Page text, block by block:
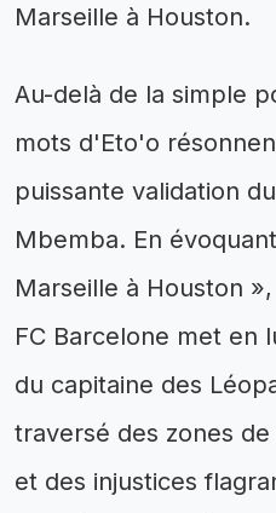
Marseille à Houston.
Au-delà de la simple
mots d'Eto'o
puissante validation
Mbemba. En
Marseille à Houston
FC Barcelone met en
du capitaine des
traversé des zones
et des injustices